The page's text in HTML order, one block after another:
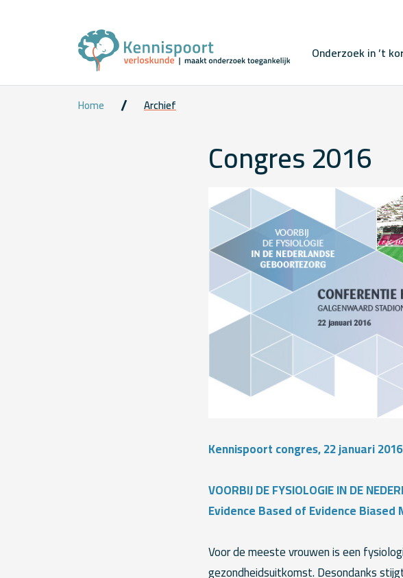
Onderzoek in ’t
Home Archief
Congres 2016
Kennispoort congres, 22 januari 2016
VOORBIJ DE FYSIOLOGIE IN DE
Evidence Based of Evidence Biased
Voor de meeste vrouwen is een
gezondheidsuitkomst. Desondanks